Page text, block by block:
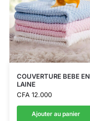
COUVERTURE BEBE EN
LAINE
CFA12.000
Ajouter au panier